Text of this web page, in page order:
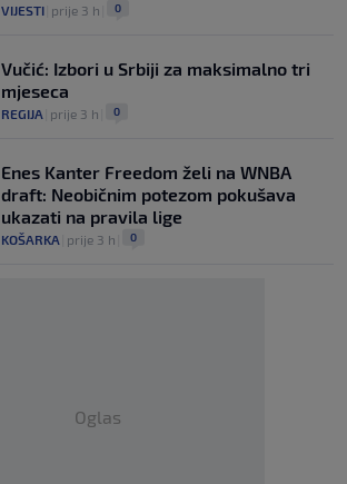
VIJESTI prije 3 h 0
Vučić: Izbori u Srbiji za maksimalno tri
mjeseca
REGIJA prije 3 h 0
Enes Kanter Freedom želi na WNBA
draft: Neobičnim potezom pokušava
ukazati na pravila lige
KOŠARKA prije 3 h 0
Oglas